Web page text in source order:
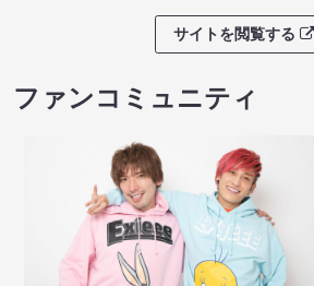
サイトを閲覧する
ファンコミュニティ